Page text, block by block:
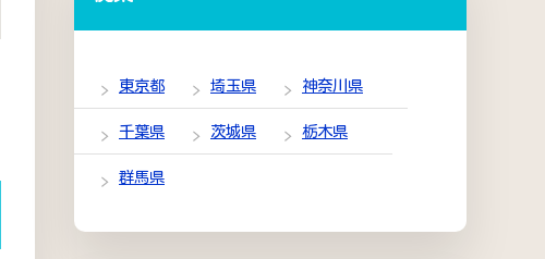
東京都 埼玉県 神奈川県
千葉県 茨城県 栃木県
群馬県